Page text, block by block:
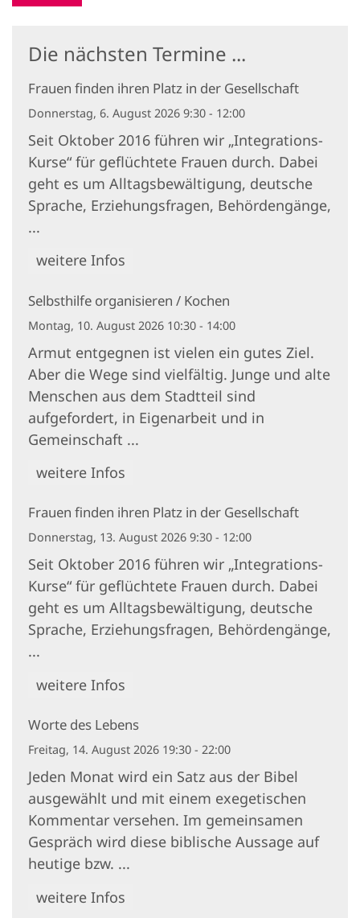
Die nächsten Termine ...
Frauen finden ihren Platz in der Gesellschaft
Donnerstag, 6. August 2026 9:30 - 12:00
Seit Oktober 2016 führen wir „Integrations-
Kurse“ für geflüchtete Frauen durch. Dabei
geht es um Alltagsbewältigung, deutsche
Sprache, Erziehungsfragen, Behördengänge,
...
weitere Infos
Selbsthilfe organisieren / Kochen
Montag, 10. August 2026 10:30 - 14:00
Armut entgegnen ist vielen ein gutes Ziel.
Aber die Wege sind vielfältig. Junge und alte
Menschen aus dem Stadtteil sind
aufgefordert, in Eigenarbeit und in
Gemeinschaft ...
weitere Infos
Frauen finden ihren Platz in der Gesellschaft
Donnerstag, 13. August 2026 9:30 - 12:00
Seit Oktober 2016 führen wir „Integrations-
Kurse“ für geflüchtete Frauen durch. Dabei
geht es um Alltagsbewältigung, deutsche
Sprache, Erziehungsfragen, Behördengänge,
...
weitere Infos
Worte des Lebens
Freitag, 14. August 2026 19:30 - 22:00
Jeden Monat wird ein Satz aus der Bibel
ausgewählt und mit einem exegetischen
Kommentar versehen. Im gemeinsamen
Gespräch wird diese biblische Aussage auf
heutige bzw. ...
weitere Infos